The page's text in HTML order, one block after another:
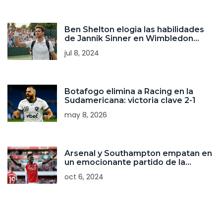
Ben Shelton elogia las habilidades
de Jannik Sinner en Wimbledon
jul 8, 2024
Botafogo elimina a Racing en la
Sudamericana: victoria clave 2-1
may 8, 2026
Arsenal y Southampton empatan en
un emocionante partido de la
oct 6, 2024